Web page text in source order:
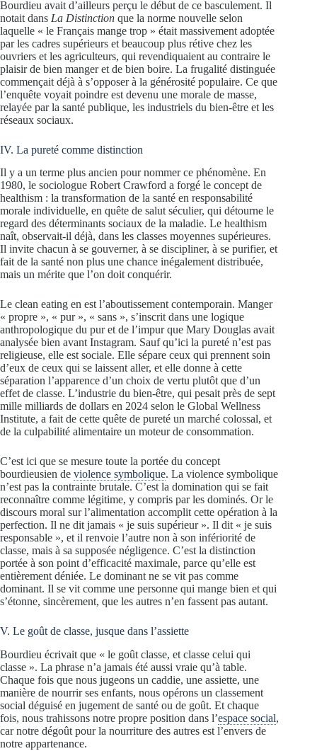
Bourdieu avait d’ailleurs perçu le début de ce basculement. Il
notait dans La Distinction que la norme nouvelle selon
laquelle « le Français mange trop » était massivement adoptée
par les cadres supérieurs et beaucoup plus rétive chez les
ouvriers et les agriculteurs, qui revendiquaient au contraire le
plaisir de bien manger et de bien boire. La frugalité distinguée
commençait déjà à s’opposer à la générosité populaire. Ce que
l’enquête voyait poindre est devenu une morale de masse,
relayée par la santé publique, les industriels du bien-être et les
réseaux sociaux.
IV. La pureté comme distinction
Il y a un terme plus ancien pour nommer ce phénomène. En
1980, le sociologue Robert Crawford a forgé le concept de
healthism : la transformation de la santé en responsabilité
morale individuelle, en quête de salut séculier, qui détourne le
regard des déterminants sociaux de la maladie. Le healthism
naît, observait-il déjà, dans les classes moyennes supérieures.
Il invite chacun à se gouverner, à se discipliner, à se purifier, et
fait de la santé non plus une chance inégalement distribuée,
mais un mérite que l’on doit conquérir.
Le clean eating en est l’aboutissement contemporain. Manger
« propre », « pur », « sans », s’inscrit dans une logique
anthropologique du pur et de l’impur que Mary Douglas avait
analysée bien avant Instagram. Sauf qu’ici la pureté n’est pas
religieuse, elle est sociale. Elle sépare ceux qui prennent soin
d’eux de ceux qui se laissent aller, et elle donne à cette
séparation l’apparence d’un choix de vertu plutôt que d’un
effet de classe. L’industrie du bien-être, qui pesait près de sept
mille milliards de dollars en 2024 selon le Global Wellness
Institute, a fait de cette quête de pureté un marché colossal, et
de la culpabilité alimentaire un moteur de consommation.
C’est ici que se mesure toute la portée du concept
bourdieusien de violence symbolique. La violence symbolique
n’est pas la contrainte brutale. C’est la domination qui se fait
reconnaître comme légitime, y compris par les dominés. Or le
discours moral sur l’alimentation accomplit cette opération à la
perfection. Il ne dit jamais « je suis supérieur ». Il dit « je suis
responsable », et il renvoie l’autre non à son infériorité de
classe, mais à sa supposée négligence. C’est la distinction
portée à son point d’efficacité maximale, parce qu’elle est
entièrement déniée. Le dominant ne se vit pas comme
dominant. Il se vit comme une personne qui mange bien et qui
s’étonne, sincèrement, que les autres n’en fassent pas autant.
V. Le goût de classe, jusque dans l’assiette
Bourdieu écrivait que « le goût classe, et classe celui qui
classe ». La phrase n’a jamais été aussi vraie qu’à table.
Chaque fois que nous jugeons un caddie, une assiette, une
manière de nourrir ses enfants, nous opérons un classement
social déguisé en jugement de santé ou de goût. Et chaque
fois, nous trahissons notre propre position dans l’espace social,
car notre dégoût pour la nourriture des autres est l’envers de
notre appartenance.